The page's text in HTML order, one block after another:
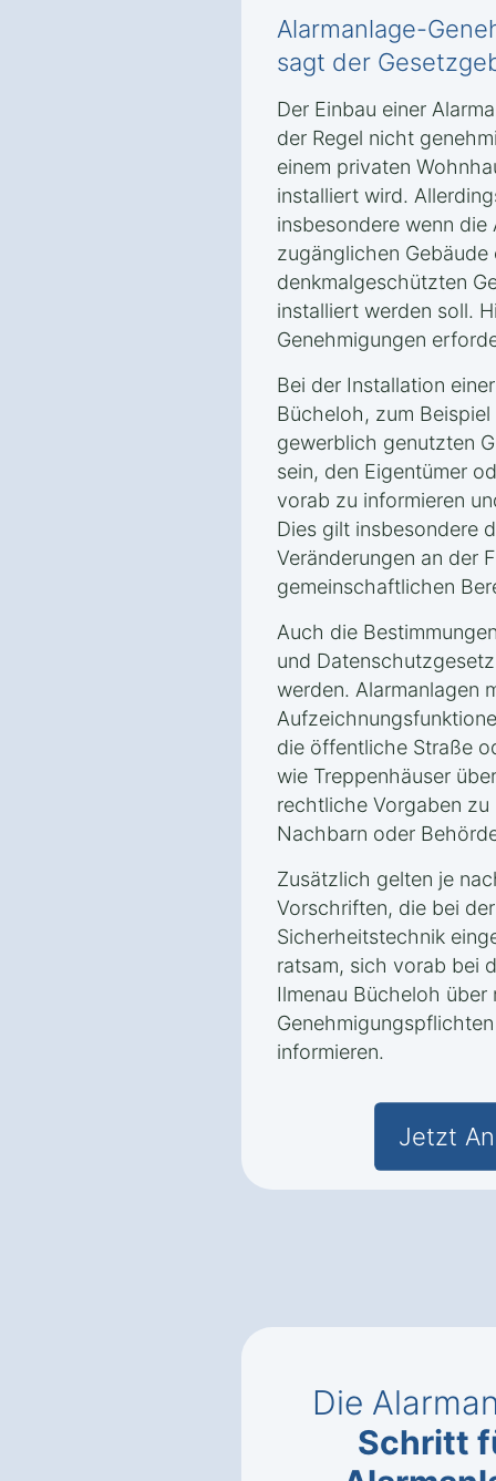
Alarmanlage-
sagt der
Der Einbau einer
der Regel nicht
einem privaten
installiert wird.
insbesondere wenn
zugänglichen Gebäude
denkmalgeschützten
installiert werden soll.
Genehmigungen
Bei der Installation
Bücheloh, zum
gewerblich genutzten
sein, den Eigentümer
vorab zu informieren
Dies gilt insbesondere
Veränderungen an der
gemeinschaftlichen
Auch die
und
werden. Alarmanlagen
die öffentliche Straße
wie Treppenhäuser
rechtliche Vorgaben
Nachbarn oder
Zusätzlich gelten je
Vorschriften, die bei
Sicherheitstechnik
ratsam, sich vorab bei
Ilmenau Bücheloh über
informieren.
Jetzt
Die
Schritt